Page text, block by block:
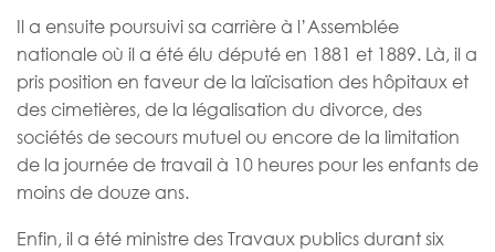
Il a ensuite poursuivi sa carrière à l’Assemblée
nationale où il a été élu député en 1881 et 1889. Là, il a
pris position en faveur de la laïcisation des hôpitaux et
des cimetières, de la légalisation du divorce, des
sociétés de secours mutuel ou encore de la limitation
de la journée de travail à 10 heures pour les enfants de
moins de douze ans.
Enfin, il a été ministre des Travaux publics durant six